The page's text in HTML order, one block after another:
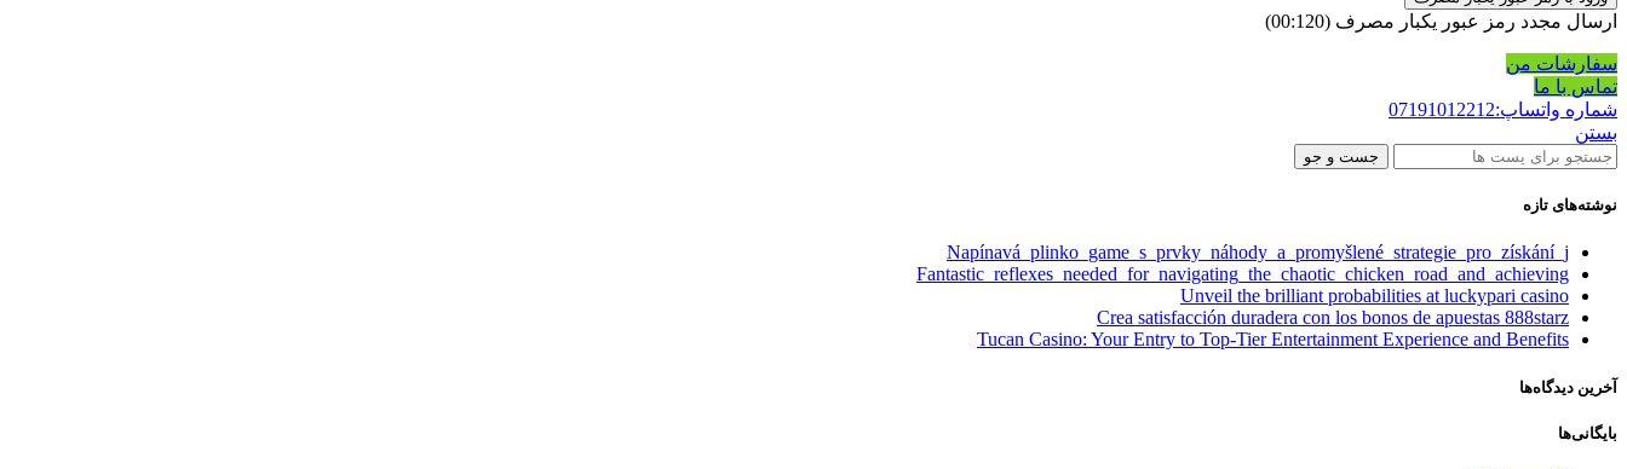
ارسال مجدد رمز عبور یکبار مصرف (00:
120
)
سفارشات من
تماس با ما
شماره واتساپ:07191012212
بستن
جست و جو
نوشته‌های تازه
Napínavá_plinko_game_s_prvky_náhody_a_promyšlené_strategie_pro_získání_j
Fantastic_reflexes_needed_for_navigating_the_chaotic_chicken_road_and_achieving
Unveil the brilliant probabilities at luckypari casino
Crea satisfacción duradera con los bonos de apuestas 888starz
Tucan Casino: Your Entry to Top-Tier Entertainment Experience and Benefits
آخرین دیدگاه‌ها
بایگانی‌ها